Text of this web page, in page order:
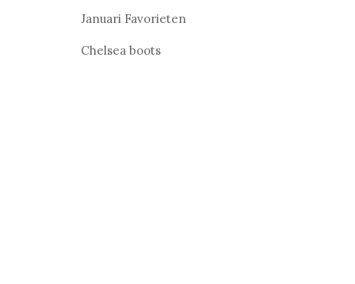
Januari Favorieten
Chelsea boots